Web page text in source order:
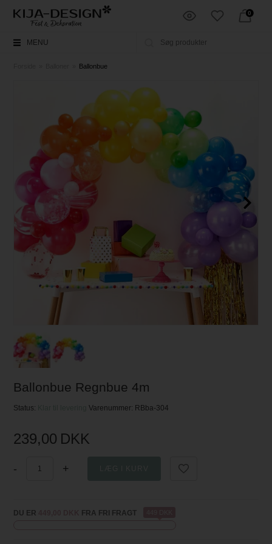
0
MENU
Ballonbue
Ballonbue Regnbue 4m
Status: Klar til leveringVarenummer: RBba-304
239,00 DKK
- +
DU ER FRA FRI FRAGT